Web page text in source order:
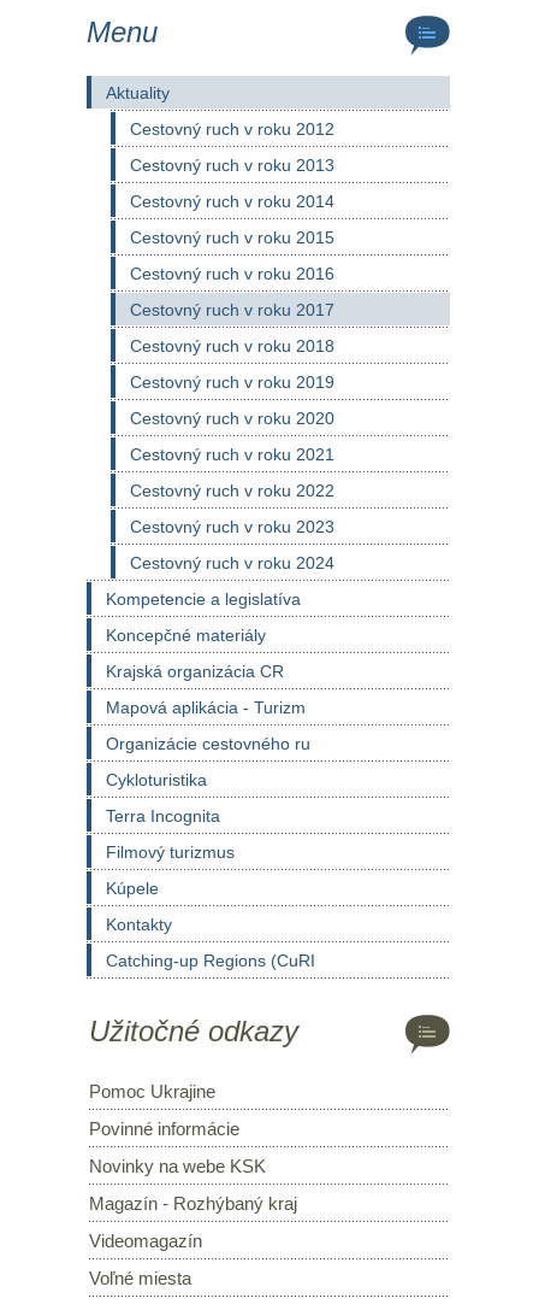
Menu
Aktuality
Cestovný ruch v roku 2012
Cestovný ruch v roku 2013
Cestovný ruch v roku 2014
Cestovný ruch v roku 2015
Cestovný ruch v roku 2016
Cestovný ruch v roku 2017
Cestovný ruch v roku 2018
Cestovný ruch v roku 2019
Cestovný ruch v roku 2020
Cestovný ruch v roku 2021
Cestovný ruch v roku 2022
Cestovný ruch v roku 2023
Cestovný ruch v roku 2024
Kompetencie a legislatíva
Koncepčné materiály
Krajská organizácia CR
Mapová aplikácia - Turizm
Organizácie cestovného ru
Cykloturistika
Terra Incognita
Filmový turizmus
Kúpele
Kontakty
Catching-up Regions (CuRI
Užitočné odkazy
Pomoc Ukrajine
Povinné informácie
Novinky na webe KSK
Magazín - Rozhýbaný kraj
Videomagazín
Voľné miesta